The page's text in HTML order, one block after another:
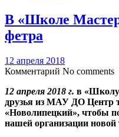
В «Школе
фетра
12 апреля 2018
Комментарий No comments
12 апреля 2018 г. в
друзья из МАУ ДО Центр
«Новолипецкий», чтобы
нашей организации новой